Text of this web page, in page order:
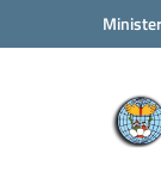
Vai ai contenuti
Vai al menu di